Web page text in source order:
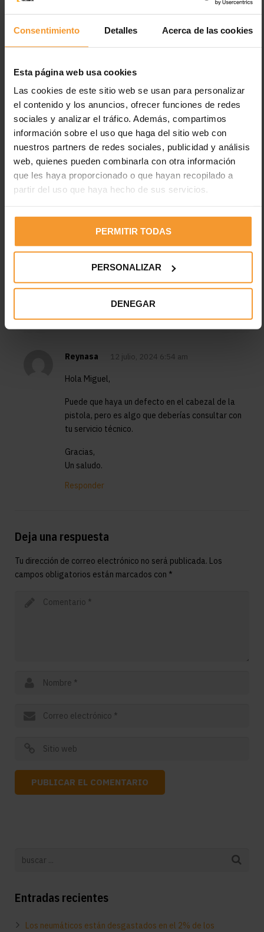
Consentimiento Detalles Acerca de las cookies
Esta página web usa cookies
Las cookies de este sitio web se usan para personalizar
el contenido y los anuncios, ofrecer funciones de redes
sociales y analizar el tráfico. Además, compartimos
información sobre el uso que haga del sitio web con
nuestros partners de redes sociales, publicidad y análisis
web, quienes pueden combinarla con otra información
que les haya proporcionado o que hayan recopilado a
partir del uso que haya hecho de sus servicios.
PERMITIR TODAS
PERSONALIZAR
DENEGAR
Reynasa
2 comentarios. Dejar nuevo
hola buenas le quería hacer una consulta sobre mi
abanico no es recto el patron si no que lo cruza en 45
grados
Reynasa 12 julio, 2024 6:54 am
Hola Miguel,
Puede que haya un defecto en el cabezal de la
pistola, pero es algo que deberías consultar con
tu servicio técnico.
Gracias,
Un saludo.
Responder
Deja una respuesta
Tu dirección de correo electrónico no será publicada. Los
campos obligatorios están marcados con *
Entradas recientes
Los neumáticos están desgastados en el 2% de los